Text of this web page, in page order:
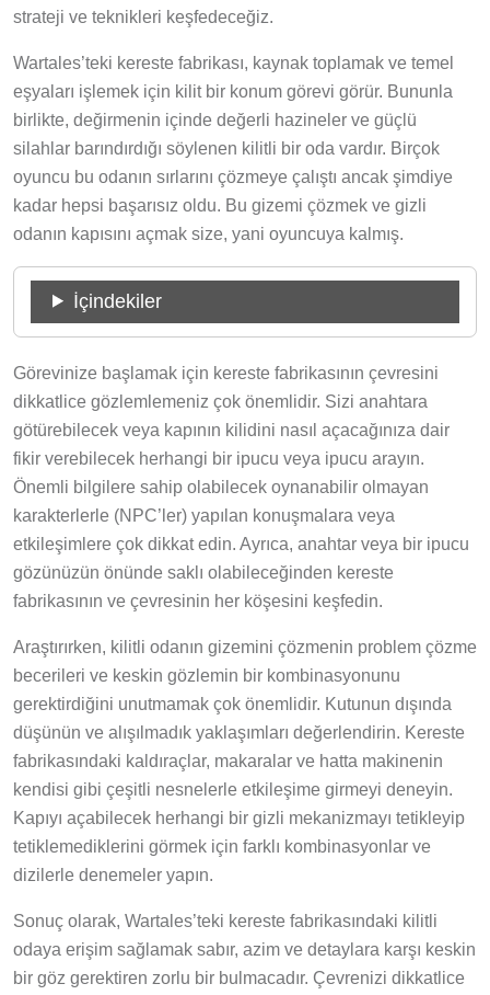
strateji ve teknikleri keşfedeceğiz.
Wartales’teki kereste fabrikası, kaynak toplamak ve temel
eşyaları işlemek için kilit bir konum görevi görür. Bununla
birlikte, değirmenin içinde değerli hazineler ve güçlü
silahlar barındırdığı söylenen kilitli bir oda vardır. Birçok
oyuncu bu odanın sırlarını çözmeye çalıştı ancak şimdiye
kadar hepsi başarısız oldu. Bu gizemi çözmek ve gizli
odanın kapısını açmak size, yani oyuncuya kalmış.
İçindekiler
Görevinize başlamak için kereste fabrikasının çevresini
dikkatlice gözlemlemeniz çok önemlidir. Sizi anahtara
götürebilecek veya kapının kilidini nasıl açacağınıza dair
fikir verebilecek herhangi bir ipucu veya ipucu arayın.
Önemli bilgilere sahip olabilecek oynanabilir olmayan
karakterlerle (NPC’ler) yapılan konuşmalara veya
etkileşimlere çok dikkat edin. Ayrıca, anahtar veya bir ipucu
gözünüzün önünde saklı olabileceğinden kereste
fabrikasının ve çevresinin her köşesini keşfedin.
Araştırırken, kilitli odanın gizemini çözmenin problem çözme
becerileri ve keskin gözlemin bir kombinasyonunu
gerektirdiğini unutmamak çok önemlidir. Kutunun dışında
düşünün ve alışılmadık yaklaşımları değerlendirin. Kereste
fabrikasındaki kaldıraçlar, makaralar ve hatta makinenin
kendisi gibi çeşitli nesnelerle etkileşime girmeyi deneyin.
Kapıyı açabilecek herhangi bir gizli mekanizmayı tetikleyip
tetiklemediklerini görmek için farklı kombinasyonlar ve
dizilerle denemeler yapın.
Sonuç olarak, Wartales’teki kereste fabrikasındaki kilitli
odaya erişim sağlamak sabır, azim ve detaylara karşı keskin
bir göz gerektiren zorlu bir bulmacadır. Çevrenizi dikkatlice